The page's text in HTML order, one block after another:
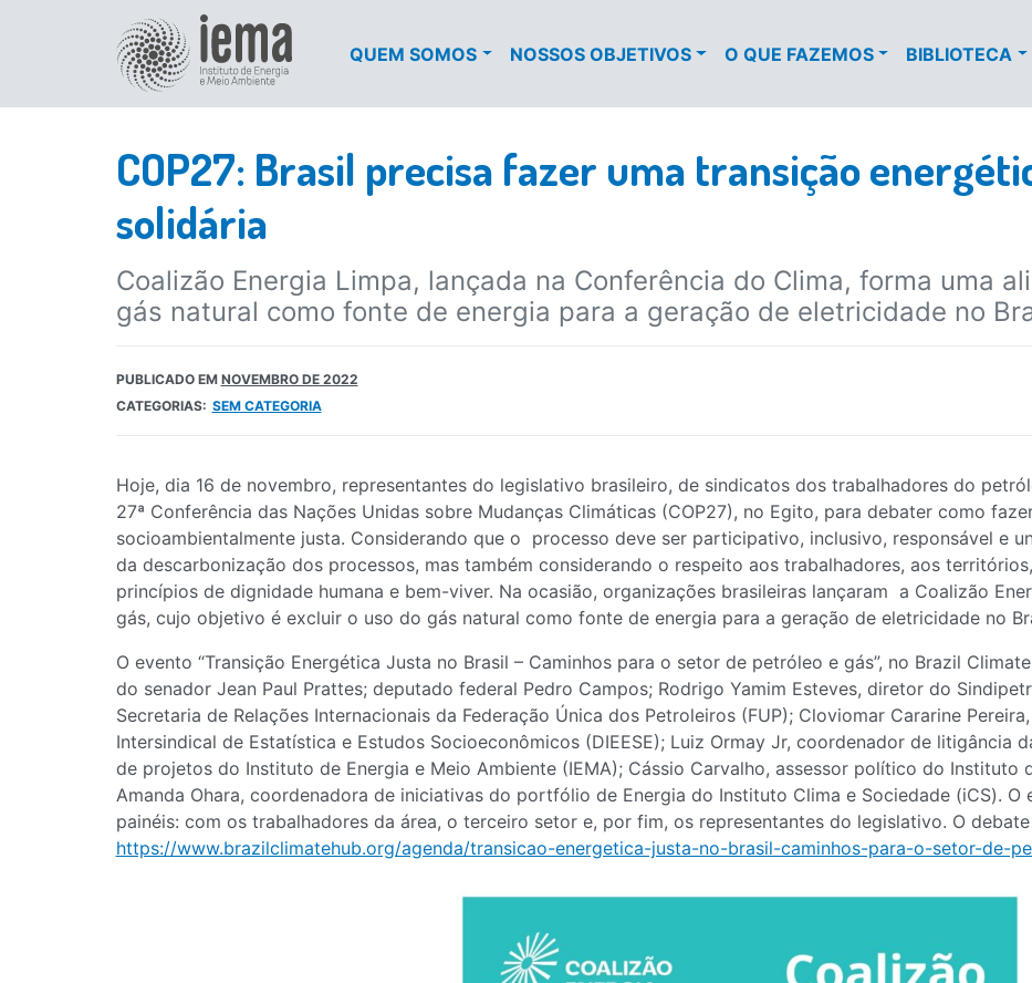
QUEM SOMOS NOSSOS OBJETIVOS O QUE FAZEMOS BIBLIOTECA
COP27: Brasil precisa fazer uma transição
solidária
Coalizão Energia Limpa, lançada na Conferência do Clima, forma uma
gás natural como fonte de energia para a geração de eletricidade no
PUBLICADO EM NOVEMBRO DE 2022
CATEGORIAS: SEM CATEGORIA
Hoje, dia 16 de novembro, representantes do legislativo brasileiro, de sindicatos dos trabalhadores do
27ª Conferência das Nações Unidas sobre Mudanças Climáticas (COP27), no Egito, para debater como
socioambientalmente justa. Considerando que o processo deve ser participativo, inclusivo, responsável e
da descarbonização dos processos, mas também considerando o respeito aos trabalhadores, aos
princípios de dignidade humana e bem-viver. Na ocasião, organizações brasileiras lançaram a Coalizão
gás, cujo objetivo é excluir o uso do gás natural como fonte de energia para a geração de eletricidade no
O evento “Transição Energética Justa no Brasil – Caminhos para o setor de petróleo e gás”, no Brazil
do senador Jean Paul Prattes; deputado federal Pedro Campos; Rodrigo Yamim Esteves, diretor do
Secretaria de Relações Internacionais da Federação Única dos Petroleiros (FUP); Cloviomar Cararine
Intersindical de Estatística e Estudos Socioeconômicos (DIEESE); Luiz Ormay Jr, coordenador de litigância
de projetos do Instituto de Energia e Meio Ambiente (IEMA); Cássio Carvalho, assessor político do Instituto
Amanda Ohara, coordenadora de iniciativas do portfólio de Energia do Instituto Clima e Sociedade (iCS).
painéis: com os trabalhadores da área, o terceiro setor e, por fim, os representantes do legislativo. O
https://www.brazilclimatehub.org/agenda/transicao-energetica-justa-no-brasil-caminhos-para-o-setor-de-